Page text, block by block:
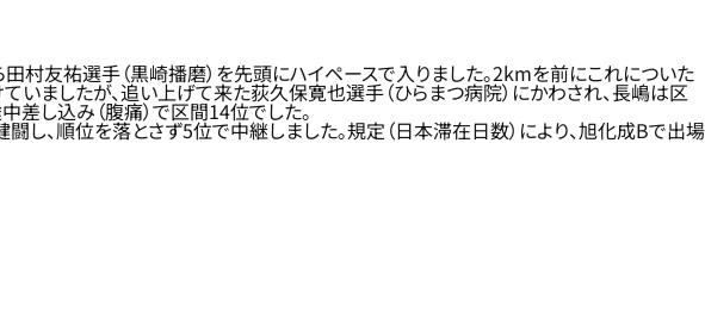
村友祐選手（黒崎播磨）を先頭にハイペースで入りました。2kmを前にこれについた
ましたが、追い上げて来た荻久保寛也選手（ひらまつ病院）にかわされ、長嶋は区
し込み（腹痛）で区間14位でした。
、順位を落とさず5位で中継しました。規定（日本滞在日数）により、旭化成Bで出場